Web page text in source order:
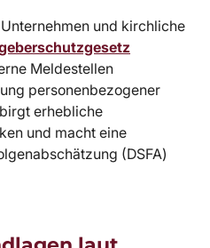
und kirchliche
Meldestellen
personenbezogener
erhebliche
und macht eine
(DSFA)